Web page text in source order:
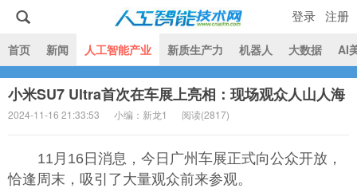
人工智能技术网
首页 新闻 人工智能产业 新质生产力 机器人 大数据 AI
登录 注册
小米SU7 Ultra首次在车展上亮相：现场观众人山人海
2024-11-16 21:33:53 小编：新龙1 阅读(2817)
11月16日消息，今日广州车展正式向公众开放，
恰逢周末，吸引了大量观众前来参观。